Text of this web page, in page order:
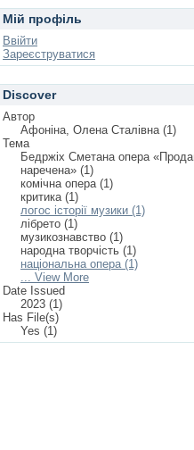
Мій профіль
Ввійти
Зареєструватися
Discover
Автор
Афоніна, Олена Сталівна (1)
Тема
Бедржіх Сметана опера
наречена» (1)
комічна опера (1)
критика (1)
логос історії музики (1)
лібрето (1)
музикознавство (1)
народна творчість (1)
національна опера (1)
... View More
Date Issued
2023 (1)
Has File(s)
Yes (1)